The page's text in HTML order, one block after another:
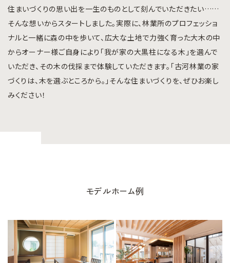
住まいづくりの思い出を一生のものとして刻んでいただきたい……
そんな想いからスタートしました。実際に、林業所のプロフェッショ
ナルと一緒に森の中を歩いて、広大な土地で力強く育った大木の中
からオーナー様ご自身により「我が家の大黒柱になる木」を選んで
いただき、その木の伐採まで体験していただきます。「古河林業の家
づくりは、木を選ぶところから。」そんな住まいづくりを、ぜひお楽し
みください！
モデルホーム例